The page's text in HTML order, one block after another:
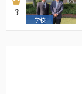
3
学校